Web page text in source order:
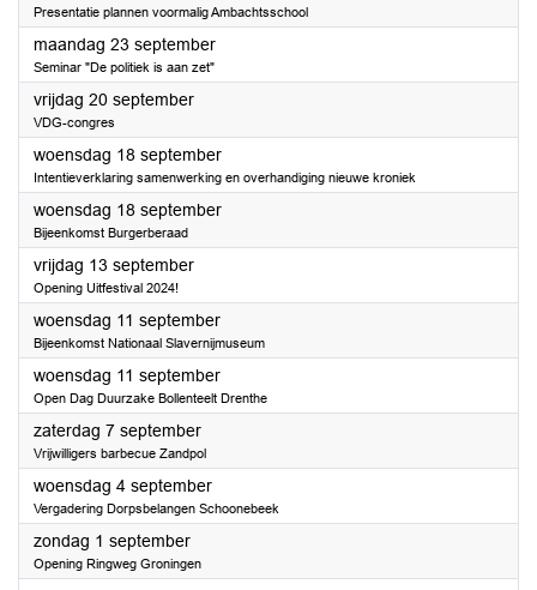
Presentatie plannen voormalig Ambachtsschool
maandag 23 september2024
Seminar "De politiek is aan zet"
vrijdag 20 september2024
VDG-congres
woensdag 18 september2024
Intentieverklaring samenwerking en overhandiging nieuwe kroniek
woensdag 18 september2024
Bijeenkomst Burgerberaad
vrijdag 13 september2024
Opening Uitfestival 2024!
woensdag 11 september2024
Bijeenkomst Nationaal Slavernijmuseum
woensdag 11 september2024
Open Dag Duurzake Bollenteelt Drenthe
zaterdag 7 september2024
Vrijwilligers barbecue Zandpol
woensdag 4 september2024
Vergadering Dorpsbelangen Schoonebeek
zondag 1 september2024
Opening Ringweg Groningen